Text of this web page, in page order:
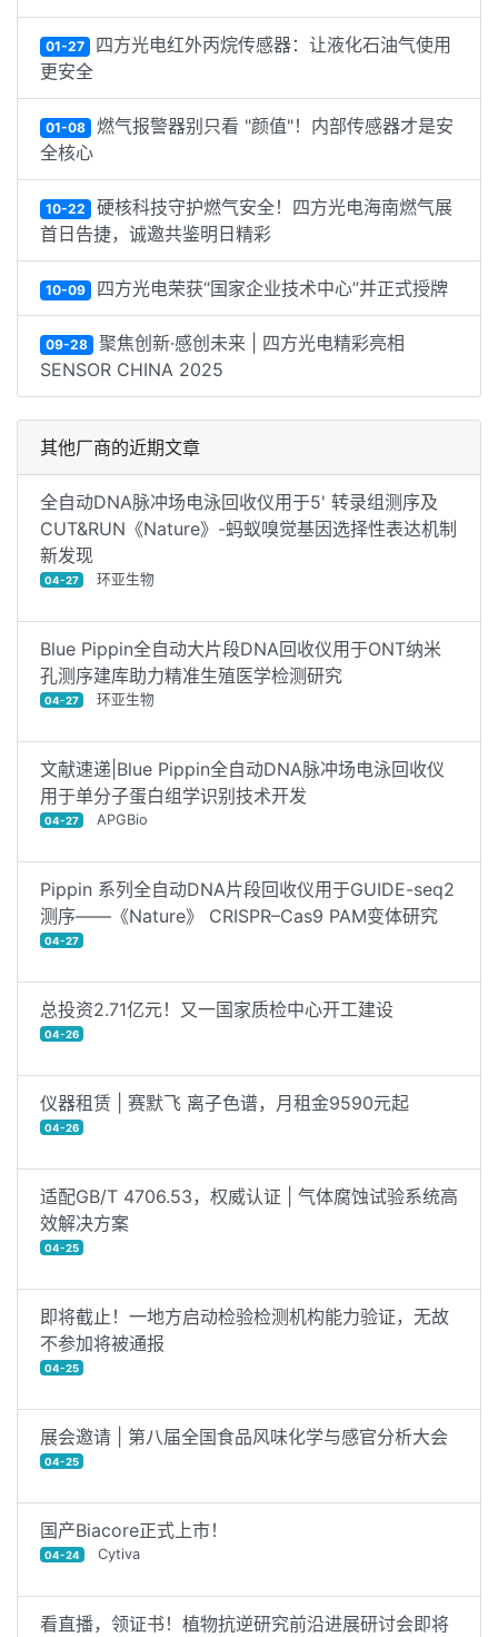
01-27 四方光电红外丙烷传感器：让液化石油气使用
更安全
01-08 燃气报警器别只看 "颜值"！内部传感器才是安
全核心
10-22 硬核科技守护燃气安全！四方光电海南燃气展
首日告捷，诚邀共鉴明日精彩
10-09 四方光电荣获“国家企业技术中心”并正式授牌
09-28 聚焦创新·感创未来 | 四方光电精彩亮相
SENSOR CHINA 2025
其他厂商的近期文章
全自动DNA脉冲场电泳回收仪用于5' 转录组测序及
CUT&RUN《Nature》-蚂蚁嗅觉基因选择性表达机制
新发现
04-27 环亚生物
Blue Pippin全自动大片段DNA回收仪用于ONT纳米
孔测序建库助力精准生殖医学检测研究
04-27 环亚生物
文献速递|Blue Pippin全自动DNA脉冲场电泳回收仪
用于单分子蛋白组学识别技术开发
04-27 APGBio
Pippin 系列全自动DNA片段回收仪用于GUIDE-seq2
测序——《Nature》 CRISPR–Cas9 PAM变体研究
04-27
总投资2.71亿元！又一国家质检中心开工建设
04-26
仪器租赁 | 赛默飞 离子色谱，月租金9590元起
04-26
适配GB/T 4706.53，权威认证 | 气体腐蚀试验系统高
效解决方案
04-25
即将截止！一地方启动检验检测机构能力验证，无故
不参加将被通报
04-25
展会邀请 | 第八届全国食品风味化学与感官分析大会
04-25
国产Biacore正式上市！
04-24 Cytiva
看直播，领证书！植物抗逆研究前沿进展研讨会即将